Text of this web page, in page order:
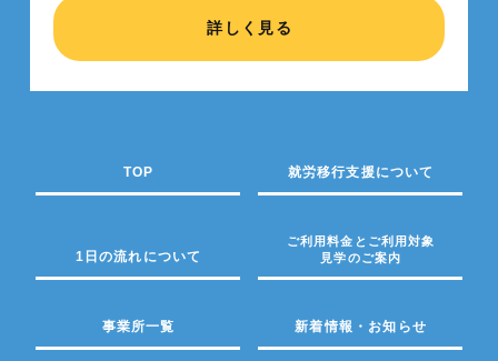
詳しく見る
TOP 就労移行支援について
1日の流れについて
ご利用料金とご利用対象
見学のご案内
事業所一覧 新着情報・お知らせ